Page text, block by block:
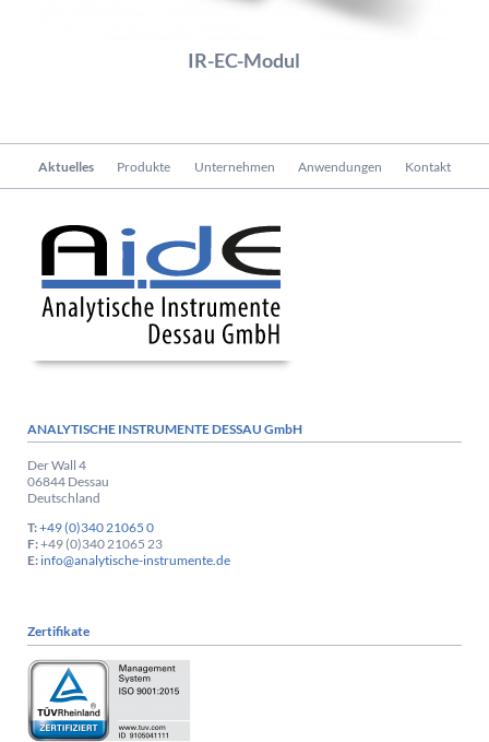
IR-EC-Modul
Navigation
überspringen
Aktuelles Produkte Unternehmen Anwendungen Kontakt
ANALYTISCHE INSTRUMENTE DESSAU GmbH
Der Wall 4
06844 Dessau
Deutschland
T:+49 (0)340 21065 0
F:+49 (0)340 21065 23
E: info@analytische-instrumente.de
Zertifikate